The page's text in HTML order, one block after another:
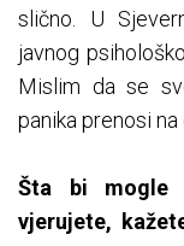
slično. U
javnog
Mislim da se
panika prenosi
Šta bi mogle
vjerujete,